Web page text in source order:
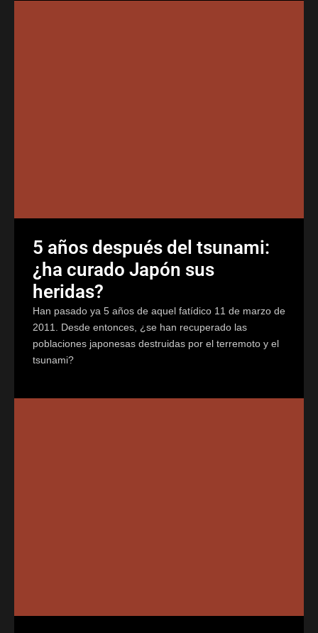
5 años después del tsunami:
¿ha curado Japón sus
heridas?
Han pasado ya 5 años de aquel fatídico 11 de marzo de
2011. Desde entonces, ¿se han recuperado las
poblaciones japonesas destruidas por el terremoto y el
tsunami?